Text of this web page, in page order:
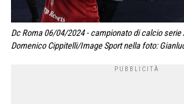
Dc Roma 06/04/2024 - campionato di calcio
Domenico Cippitelli/Image Sport nella foto: